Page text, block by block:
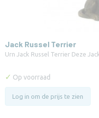
Jack Russel Terrier
Urn Jack Russel Terrier Deze
✓ Op voorraad
Log in om de prijs te zien